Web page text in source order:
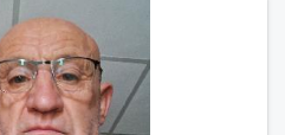
suis bourré de qualités
Je suis altruiste,
attentionné, honnête,
et compréhensif : je
de choses. Mais ne vous